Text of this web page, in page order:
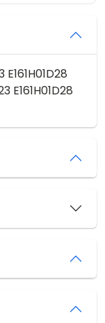
E161H01D28